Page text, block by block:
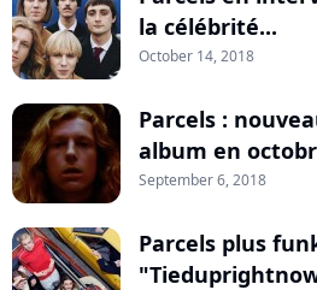
la célébrité...
October 14, 2018
Parcels :
album en
September 6, 2018
Parcels plus